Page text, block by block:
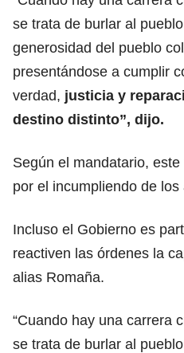
se trata de burlar al
generosidad del pueblo
presentándose a cumplir
verdad, justicia y
destino distinto”, dijo.
Según el mandatario,
por el incumpliendo de
Incluso el Gobierno es
reactiven las órdenes la
alias Romaña.
“Cuando hay una carrera
se trata de burlar al